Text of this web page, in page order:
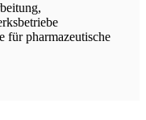
für pharmazeutische